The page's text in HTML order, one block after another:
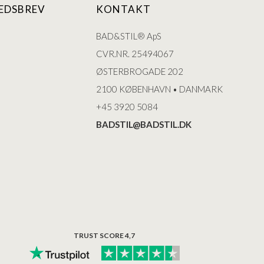
KONTAKT
BAD&STIL® ApS
CVR.NR. 25494067
ØSTERBROGADE 202
2100 KØBENHAVN • DANMARK
+45 3920 5084
BADSTIL@BADSTIL.DK
TRUST SCORE 4,7